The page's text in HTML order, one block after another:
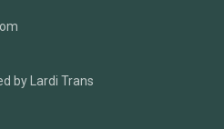
by Lardi Trans